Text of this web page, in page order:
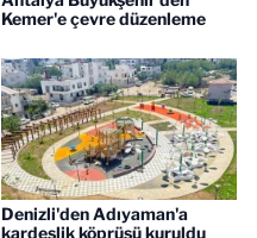
Kemer'e çevre düzenleme
Denizli'den Adıyaman'a
kardeşlik köprüsü kuruldu